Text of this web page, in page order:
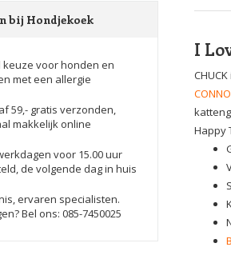
bij Hondjekoek
keuze voor honden en
met een allergie
59,- gratis verzonden,
makkelijk online
voor 15.00 uur
de volgende dag in huis
ervaren specialisten.
Bel ons: 085-7450025
I
Happy